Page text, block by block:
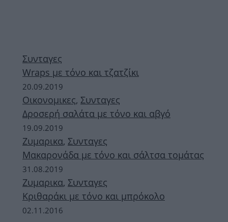
Συνταγες
Wraps με τόνο και τζατζίκι
20.09.2019
Οικονομικες, Συνταγες
Δροσερή σαλάτα με τόνο και αβγό
19.09.2019
Ζυμαρικα, Συνταγες
Μακαρονάδα με τόνο και σάλτσα τομάτας
31.08.2019
Ζυμαρικα, Συνταγες
Κριθαράκι με τόνο και μπρόκολο
02.11.2016